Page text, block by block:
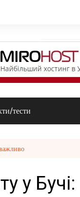
тести
у Бучі: